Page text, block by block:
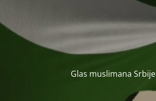
Glas muslimana Srbije